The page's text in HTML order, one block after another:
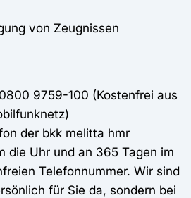
von Zeugnissen
9759-100 (Kostenfrei aus
der bkk melitta hmr
die Uhr und an 365 Tagen im
Telefonnummer. Wir sind
für Sie da, sondern bei